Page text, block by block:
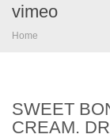
vimeo
Home
SWEET
CREAM.